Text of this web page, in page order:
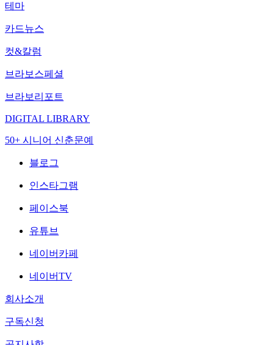
테마
카드뉴스
컷&칼럼
브라보스페셜
브라보리포트
DIGITAL LIBRARY
50+ 시니어 신춘문예
블로그
인스타그램
페이스북
유튜브
네이버카페
네이버TV
회사소개
구독신청